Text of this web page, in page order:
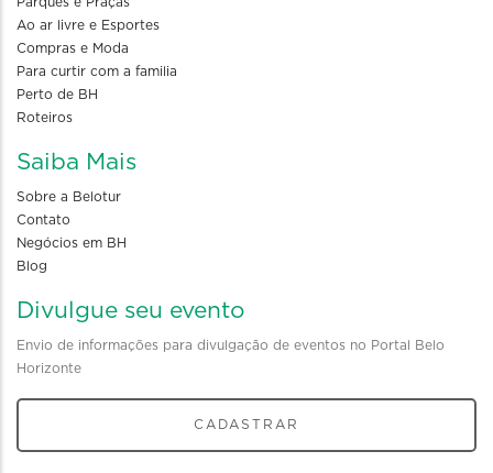
Ao ar livre e Esportes
Compras e Moda
Para curtir com a familia
Perto de BH
Roteiros
Saiba Mais
Sobre a Belotur
Contato
Negócios em BH
Blog
Divulgue seu evento
Envio de informações para divulgação de eventos no Portal Belo
Horizonte
CADASTRAR